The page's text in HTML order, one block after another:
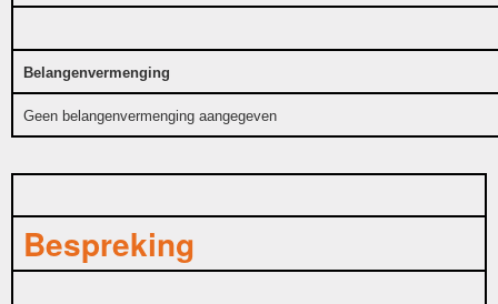
Belangenvermenging
Geen belangenvermenging aangegeven
Bespreking